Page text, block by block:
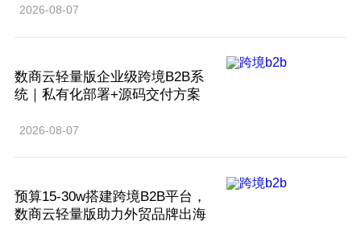
2026-08-07
数商云轻量版企业级跨境B2B系
统｜私有化部署+源码交付方案
2026-08-07
预算15-30w搭建跨境B2B平台，
数商云轻量版助力外贸品牌出海